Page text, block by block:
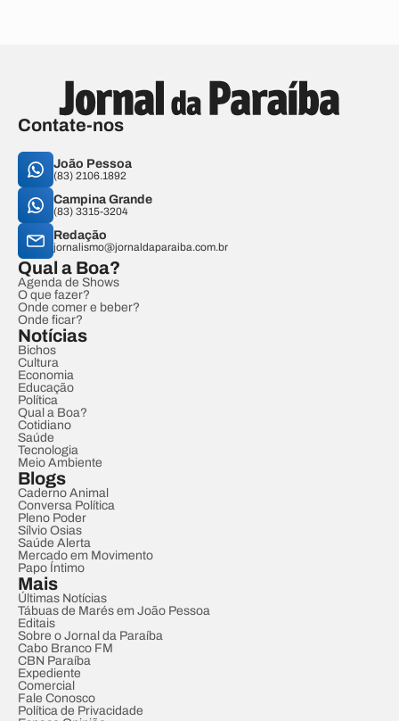
Contate-nos
João Pessoa
(83) 2106.1892
Campina Grande
(83) 3315-3204
Redação
jornalismo@jornaldaparaiba.com.br
Qual a Boa?
Agenda de Shows
O que fazer?
Onde comer e beber?
Onde ficar?
Notícias
Bichos
Cultura
Economia
Educação
Política
Qual a Boa?
Cotidiano
Saúde
Tecnologia
Meio Ambiente
Blogs
Caderno Animal
Conversa Política
Pleno Poder
Sílvio Osias
Saúde Alerta
Mercado em Movimento
Papo Íntimo
Mais
Últimas Notícias
Tábuas de Marés em João Pessoa
Editais
Sobre o Jornal da Paraíba
Cabo Branco FM
CBN Paraíba
Expediente
Comercial
Fale Conosco
Política de Privacidade